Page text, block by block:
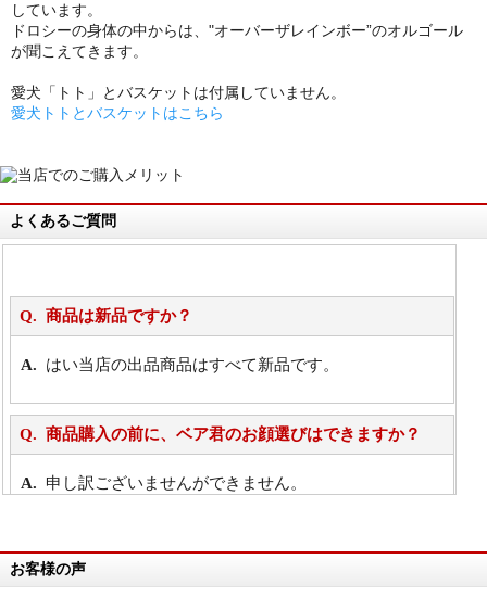
しています。
ドロシーの身体の中からは、"オーバーザレインボー”のオルゴール
が聞こえてきます。
愛犬「トト」とバスケットは付属していません。
愛犬トトとバスケットはこちら
よくあるご質問
商品は新品ですか？
はい当店の出品商品はすべて新品です。
商品購入の前に、ベア君のお顔選びはできますか？
申し訳ございませんができません。
万が一欲しい商品が見つからない場合は、探して取り
お客様の声